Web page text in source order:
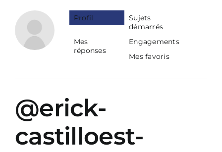
Profil
Sujets
démarrés
Mes
réponses
Engagements
Mes favoris
@erick-
castilloest-